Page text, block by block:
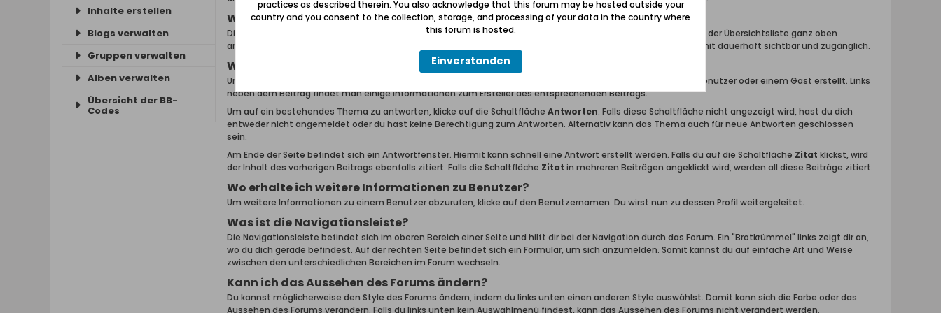
Inhalte erstellen
Blogs verwalten
Gruppen verwalten
Alben verwalten
Übersicht der BB-
Codes
Was sind Themen, welche oben festgehalten werden?
Diese Themen wurden von Administratoren oder Moderatoren als wichtig eingestuft. Diese Themen werden in der Übersichtsliste ganz oben
angezeigt und bleiben auch dort wenn es keine neuen Beiträge darin gibt. Wichtige Informationen bleiben somit dauerhaft sichtbar und zugänglich.
Wie kann ich Themen lesen?
Um ein Thema zu lesen, klicke einfach auf den Titel. Jeder Beitrag innerhalb eines Themas wurde von einem Benutzer oder einem Gast erstellt. Links
neben dem Beitrag findet man einige Informationen zum Ersteller des entsprechenden Beitrags.
Um auf ein bestehendes Thema zu antworten, klicke auf die Schaltfläche Antworten. Falls diese Schaltfläche nicht angezeigt wird, hast du dich
entweder nicht angemeldet oder du hast keine Berechtigung zum Antworten. Alternativ kann das Thema auch für neue Antworten geschlossen
sein.
Am Ende der Seite befindet sich ein Antwortfenster. Hiermit kann schnell eine Antwort erstellt werden. Falls du auf die Schaltfläche Zitat klickst, wird
der Inhalt des vorherigen Beitrags ebenfalls zitiert. Falls die Schaltfläche Zitat in mehreren Beiträgen angeklickt wird, werden all diese Beiträge zitiert.
Wo erhalte ich weitere Informationen zu Benutzer?
Um weitere Informationen zu einem Benutzer abzurufen, klicke auf den Benutzernamen. Du wirst nun zu dessen Profil weitergeleitet.
Was ist die Navigationsleiste?
Die Navigationsleiste befindet sich im oberen Bereich einer Seite und hilft dir bei der Navigation durch das Forum. Ein "Brotkrümmel" links zeigt dir an,
wo du dich gerade befindest. Auf der rechten Seite befindet sich ein Formular, um sich anzumelden. Somit kannst du auf einfache Art und Weise
zwischen den unterschiedlichen Bereichen im Forum wechseln.
Kann ich das Aussehen des Forums ändern?
Du kannst möglicherweise den Style des Forums ändern, indem du links unten einen anderen Style auswählst. Damit kann sich die Farbe oder das
Aussehen des Forums verändern. Falls du links unten kein Auswahlmenü findest, kann das Aussehen des Forums nicht verändert werden.
practices as described therein. You also acknowledge that this forum may be hosted outside your
country and you consent to the collection, storage, and processing of your data in the country where
this forum is hosted.
Einverstanden